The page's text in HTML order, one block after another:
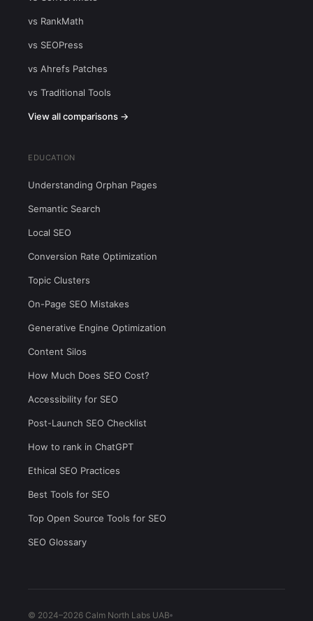
vs RankMath
vs SEOPress
vs Ahrefs Patches
vs Traditional Tools
View all comparisons →
EDUCATION
Understanding Orphan Pages
Semantic Search
Local SEO
Conversion Rate Optimization
Topic Clusters
On-Page SEO Mistakes
Generative Engine Optimization
Content Silos
How Much Does SEO Cost?
Accessibility for SEO
Post-Launch SEO Checklist
How to rank in ChatGPT
Ethical SEO Practices
Best Tools for SEO
Top Open Source Tools for SEO
SEO Glossary
© 2024–2026 Calm North Labs UAB